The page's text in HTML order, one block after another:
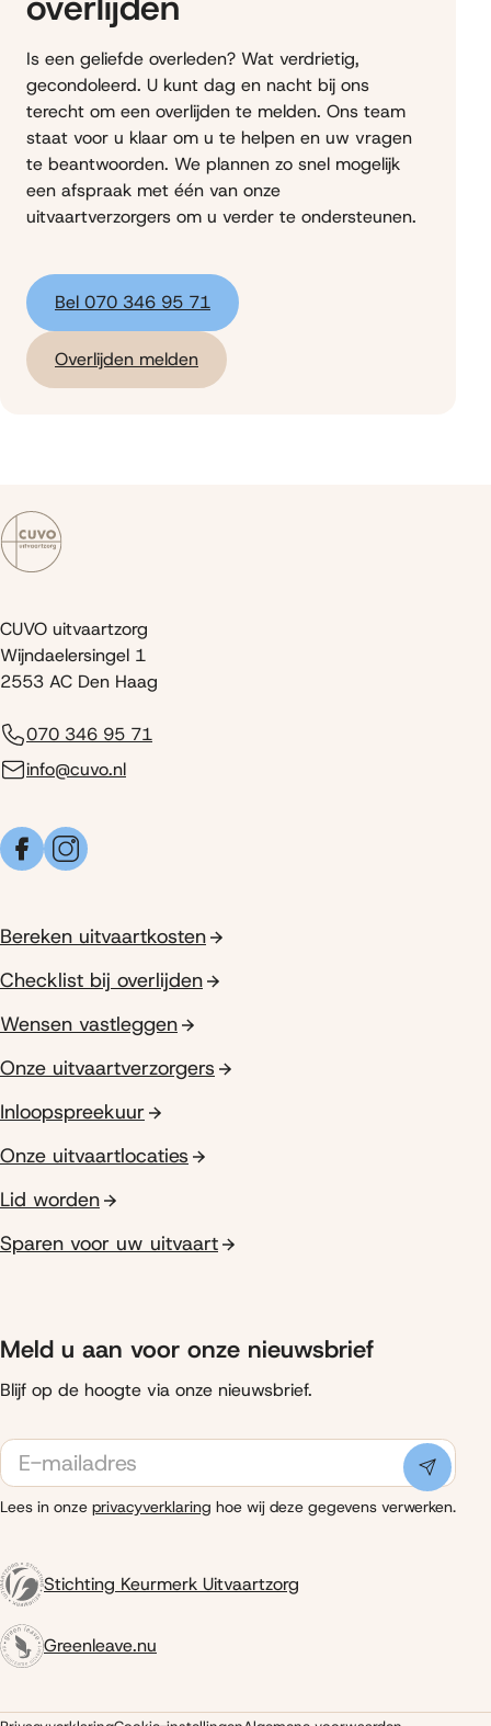
Is een geliefde overleden? Wat verdrietig,
gecondoleerd. U kunt dag en nacht bij ons
terecht om een overlijden te melden. Ons team
staat voor u klaar om u te helpen en uw vragen
te beantwoorden. We plannen zo snel mogelijk
een afspraak met één van onze
uitvaartverzorgers om u verder te ondersteunen.
Bel 070 346 95 71
Overlijden melden
CUVO uitvaartzorg
Wijndaelersingel 1
2553 AC Den Haag
070 346 95 71
info@cuvo.nl
FacebookInstagram
Bereken uitvaartkosten
Checklist bij overlijden
Wensen vastleggen
Onze uitvaartverzorgers
Inloopspreekuur
Onze uitvaartlocaties
Lid worden
Sparen voor uw uitvaart
Meld u aan voor onze nieuwsbrief
Blijf op de hoogte via onze nieuwsbrief.
E-
mailadres
Lees in onze privacyverklaring hoe wij deze gegevens verwerken.
Stichting Keurmerk Uitvaartzorg
Greenleave.nu